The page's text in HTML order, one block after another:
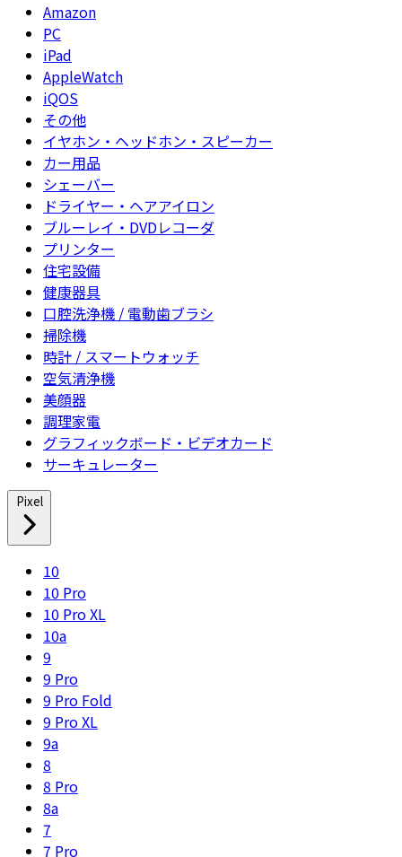
Amazon
PC
iPad
AppleWatch
iQOS
その他
イヤホン・ヘッドホン・スピーカー
カー用品
シェーバー
ドライヤー・ヘアアイロン
ブルーレイ・DVDレコーダ
プリンター
住宅設備
健康器具
口腔洗浄機 / 電動歯ブラシ
掃除機
時計 / スマートウォッチ
空気清浄機
美顔器
調理家電
グラフィックボード・ビデオカード
サーキュレーター
Pixel
10
10 Pro
10 Pro XL
10a
9
9 Pro
9 Pro Fold
9 Pro XL
9a
8
8 Pro
8a
7
7 Pro